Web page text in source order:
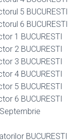
5 BUCURESTI
6 BUCURESTI
1 BUCURESTI
2 BUCURESTI
3 BUCURESTI
4 BUCURESTI
5 BUCURESTI
6 BUCURESTI
BUCURESTI